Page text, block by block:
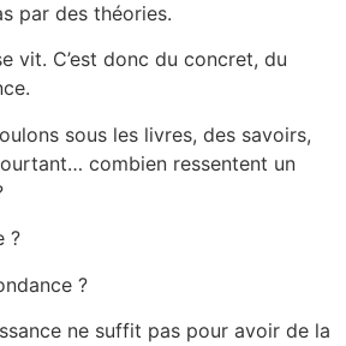
par des théories.
vit. C’est donc du concret, du
sous les livres, des savoirs,
combien ressentent un
?
?
ne suffit pas pour avoir de la